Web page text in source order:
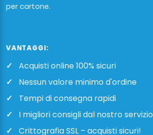
per cartone.
VANTAGGI:
Acquisti online 100% sicuri
Nessun valore minimo d'ordine
Tempi di consegna rapidi
I migliori consigli dal nostro servizio
Crittografia SSL – acquisti sicuri!